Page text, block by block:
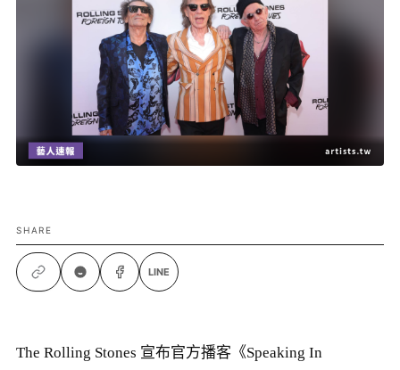
SHARE
LINE
The Rolling Stones 宣布官方播客《Speaking In